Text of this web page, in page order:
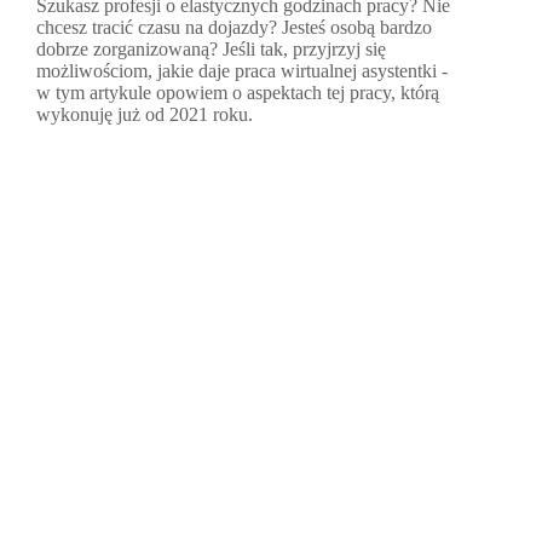
Szukasz profesji o elastycznych godzinach pracy? Nie
chcesz tracić czasu na dojazdy? Jesteś osobą bardzo
dobrze zorganizowaną? Jeśli tak, przyjrzyj się
możliwościom, jakie daje praca wirtualnej asystentki -
w tym artykule opowiem o aspektach tej pracy, którą
wykonuję już od 2021 roku.